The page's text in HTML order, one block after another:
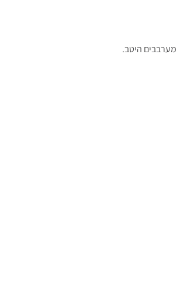
מערבבים היטב.